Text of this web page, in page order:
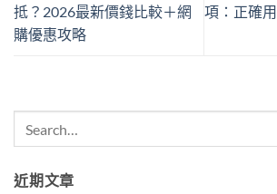
抵？2026最新價錢比較＋網
購優惠攻略
項：正確
近期文章